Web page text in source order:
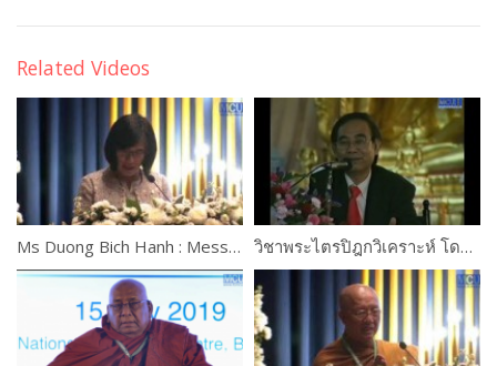
Related Videos
Ms Duong Bich Hanh : Message from H.E. Audrey Azoulay, Director-General of UNESCO วิชาพระไตรปิฎกวิเคราะห์ โดยอาจารย์เสฐียรพงษ์ วรรณปก ตอนที่ 1